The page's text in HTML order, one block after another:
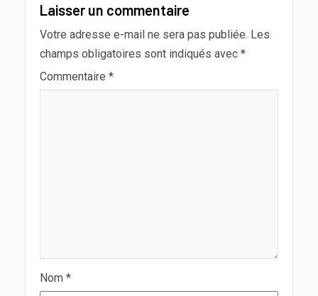
Laisser un commentaire
Votre adresse e-mail ne sera pas publiée. Les
champs obligatoires sont indiqués avec *
Commentaire *
Nom *